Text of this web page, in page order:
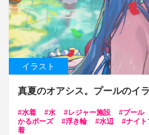
イラスト
真夏のオアシス。プールのイ
水着 水 レジャー施設 プール
かるポーズ
浮き輪 水辺 ナイト
着